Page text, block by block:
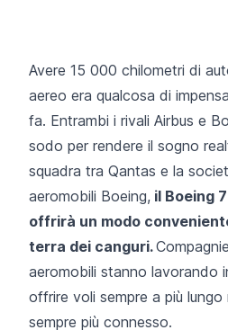
Avere 15 000 chilometri di
aereo era qualcosa di
fa. Entrambi i rivali Airbus e
sodo per rendere il sogno
squadra tra Qantas e la
aeromobili Boeing, il Boeing
offrirà un modo
terra dei canguri.
aeromobili stanno lavorando
offrire voli sempre a più
sempre più connesso.